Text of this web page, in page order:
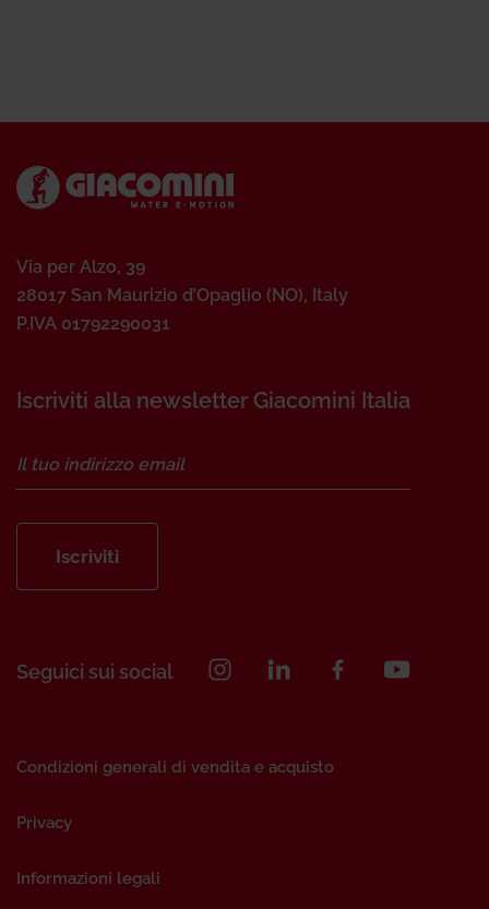
Via per Alzo, 39
28017 San Maurizio d’Opaglio (NO), Italy
P.IVA 01792290031
Iscriviti alla newsletter Giacomini Italia
Iscriviti
Seguici sui social
Condizioni generali di vendita e acquisto
Privacy
Informazioni legali